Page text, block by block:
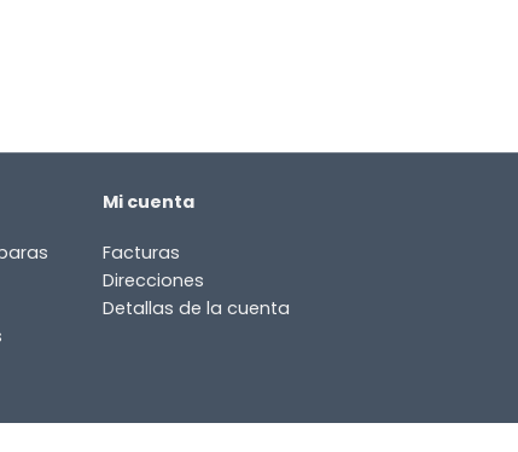
Mi cuenta
Facturas
Direcciones
Detallas de la cuenta